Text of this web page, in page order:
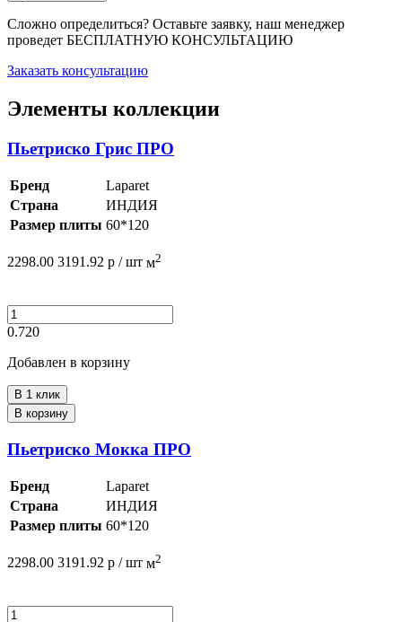
Сложно определиться? Оставьте заявку, наш менеджер
проведет БЕСПЛАТНУЮ КОНСУЛЬТАЦИЮ
Заказать консультацию
Элементы коллекции
Пьетриско Грис ПРО
Бренд
Laparet
Страна
ИНДИЯ
Размер плиты 60*120
2298.00 3191.92 р / шт м2
0.720
Добавлен в корзину
В 1 клик
В корзину
Пьетриско Мокка ПРО
Бренд
Laparet
Страна
ИНДИЯ
Размер плиты 60*120
2298.00 3191.92 р / шт м2